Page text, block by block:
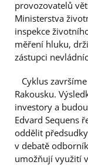
provozovatelů
Ministerstva
inspekce
měření hluku,
zástupci
Cyklus
Rakousku.
investory a
Edvard Sequens
oddělit
v debatě
umožňují využití